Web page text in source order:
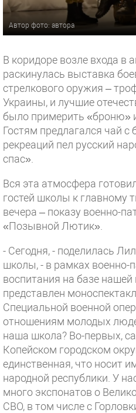
Автор фото: автора
В коридоре возле входа в
раскинулась выставка
стрелкового оружия –
Украины, и лучшие
было примерить «броню»
Гостям предлагался чай с
рекреаций пел русский
спас».
Вся эта атмосфера
гостей школы к главному
вечера – показу военно-
«Позывной Лютик».
- Сегодня, - поделилась
школы, - в рамках военно-
воспитания на базе
представлен
Специальной военной
отношениям молодых
наша школа? Во-первых,
Копейском городском
единственная, что носит
народной республики. У
много экспонатов о
СВО, в том числе с